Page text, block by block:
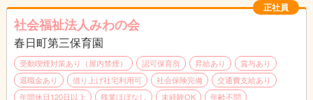
正社員
社会福祉法人みわの会
春日町第三保育園
受動喫煙対策あり（屋内禁煙） 認可保育所 昇給あり
賞与あり
退職金あり
借り上げ社宅利用可 社会保険完備
交通費支給あり
年間休日120日以上
残業ほぼなし 未経験OK
年齢不問